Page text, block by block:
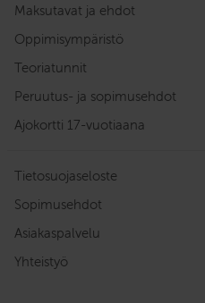
Maksutavat ja ehdot
Oppimisympäristö
Teoriatunnit
Peruutus- ja sopimusehdot
Ajokortti 17-vuotiaana
Tietosuojaseloste
Sopimusehdot
Asiakaspalvelu
Yhteistyö